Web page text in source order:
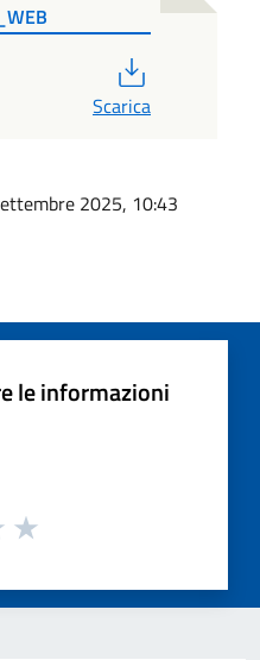
Scarica
2025, 10:43
le informazioni